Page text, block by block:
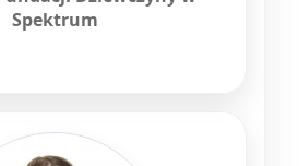
Spektrum